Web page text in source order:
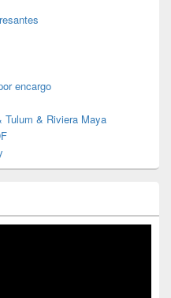
encargo
Tulum & Riviera Maya